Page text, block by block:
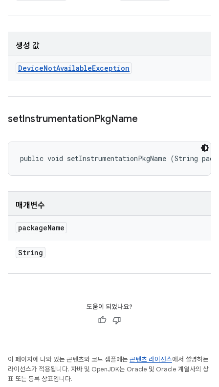
생성 값
DeviceNotAvailableException
setInstrumentationPkgName
public void setInstrumentationPkgName (String
매개변수
packageName
String
도움이 되었나요?
이 페이지에 나와 있는 콘텐츠와 코드 샘플에는 콘텐츠 라이선스에서 설명하는
라이선스가 적용됩니다. 자바 및 OpenJDK는 Oracle 및 Oracle 계열사의 상
표 또는 등록 상표입니다.